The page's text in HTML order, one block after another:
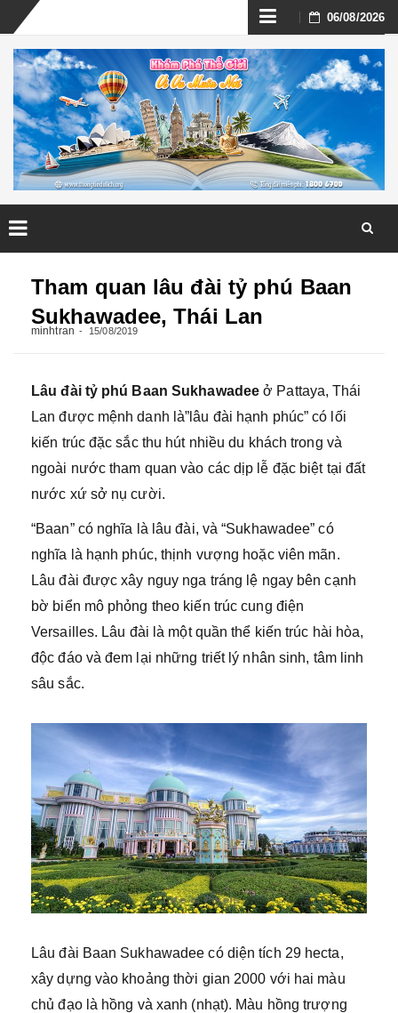
Skip
to
content
06/08/2026
Tham quan lâu đài tỷ phú Baan
Sukhawadee, Thái Lan
minhtran 15/08/2019
Lâu đài tỷ phú Baan Sukhawadee ở Pattaya, Thái
Lan được mệnh danh là”lâu đài hạnh phúc” có lối
kiến trúc đặc sắc thu hút nhiều du khách trong và
ngoài nước tham quan vào các dịp lễ đặc biệt tại đất
nước xứ sở nụ cười.
“Baan” có nghĩa là lâu đài, và “Sukhawadee” có
nghĩa là hạnh phúc, thịnh vượng hoặc viên mãn.
Lâu đài được xây nguy nga tráng lệ ngay bên cạnh
bờ biển mô phỏng theo kiến trúc cung điện
Versailles. Lâu đài là một quần thể kiến trúc hài hòa,
độc đáo và đem lại những triết lý nhân sinh, tâm linh
sâu sắc.
Lâu đài Baan Sukhawadee có diện tích 29 hecta,
xây dựng vào khoảng thời gian 2000 với hai màu
chủ đạo là hồng và xanh (nhạt). Màu hồng trượng